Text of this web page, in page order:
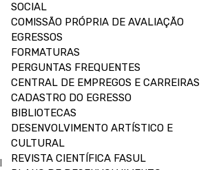
SOCIAL
COMISSÃO PRÓPRIA DE AVALIAÇÃO
EGRESSOS
FORMATURAS
PERGUNTAS FREQUENTES
CENTRAL DE EMPREGOS E CARREIRAS
CADASTRO DO EGRESSO
BIBLIOTECAS
DESENVOLVIMENTO ARTÍSTICO E
CULTURAL
REVISTA CIENTÍFICA FASUL